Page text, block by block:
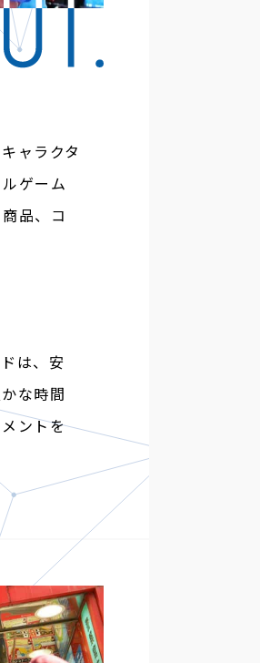
ャラクタ
ゲーム
品、コ
は、安
な時間
ントを